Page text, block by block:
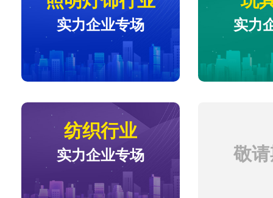
实力企业专场 实力
纺织行业
实力企业专场 敬